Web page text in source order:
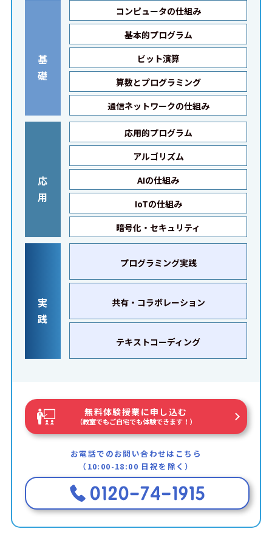
基
礎
コンピュータの仕組み
基本的プログラム
ビット演算
算数とプログラミング
通信ネットワークの仕組み
応
用
応用的プログラム
アルゴリズム
AIの仕組み
IoTの仕組み
暗号化・セキュリティ
実
践
プログラミング実践
共有・コラボレーション
テキストコーディング
無料体験授業に申し込む
（教室でもご自宅でも体験できます！）
お電話でのお問い合わせはこちら
（10:00-18:00 日祝を除く）